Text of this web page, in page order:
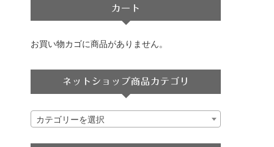
カート
お買い物カゴに商品がありません。
ネットショップ商品カテゴリ
カテゴリーを選択